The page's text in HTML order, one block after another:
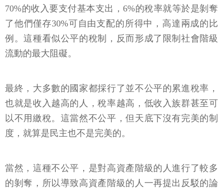
70%的收入要支付基本支出，6%的稅率就等於是剝奪
了他們僅存30%可自由支配的所得中，高達兩成的比
例。這種看似公平的稅制，反而形成了限制社會階級
流動的最大阻礙。
最終，大多數的國家都採行了並不公平的累進稅率，
也就是收入越高的人，稅率越高，低收入族群甚至可
以不用繳稅。這當然不公平，但天底下沒有完美的制
度，就算是民主也不是完美的。
當然，這種不公平，是對高資產階級的人進行了較多
的剝奪，所以導致高資產階級的人一再提出反駁的論